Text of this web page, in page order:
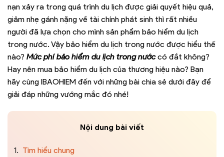
nạn xảy ra trong quá trình du lịch được giải quyết hiệu quả,
giảm nhẹ gánh nặng về tài chính phát sinh thì rất nhiều
người đã lựa chọn cho mình sản phẩm bảo hiểm du lịch
trong nước. Vậy bảo hiểm du lịch trong nước được hiểu thế
nào? Mức phí bảo hiểm du lịch trong nướccó đắt không?
Hay nên mua bảo hiểm du lịch của thương hiệu nào? Bạn
hãy cùng IBAOHIEM đến với những bài chia sẻ dưới đây để
giải đáp những vướng mắc đó nhé!
Nội dung bài viết
1. Tìm hiểu chung